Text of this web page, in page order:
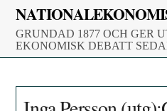
Skip
content
GRUNDAD 1877 OCH GER
EKONOMISK DEBATT